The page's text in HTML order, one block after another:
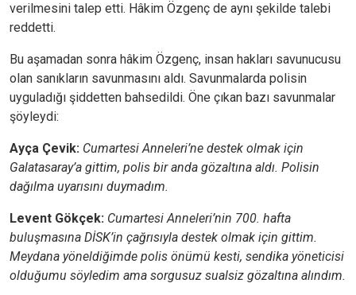
verilmesini talep etti. Hâkim Özgenç de aynı şekilde talebi
reddetti.
Bu aşamadan sonra hâkim Özgenç, insan hakları savunucusu
olan sanıkların savunmasını aldı. Savunmalarda polisin
uyguladığı şiddetten bahsedildi. Öne çıkan bazı savunmalar
şöyleydi:
Ayça Çevik: Cumartesi Anneleri’ne destek olmak için
Galatasaray’a gittim, polis bir anda gözaltına aldı. Polisin
dağılma uyarısını duymadım.
Levent Gökçek: Cumartesi Anneleri’nin 700. hafta
buluşmasına DİSK’in çağrısıyla destek olmak için gittim.
Meydana yöneldiğimde polis önümü kesti, sendika yöneticisi
olduğumu söyledim ama sorgusuz sualsiz gözaltına alındım.